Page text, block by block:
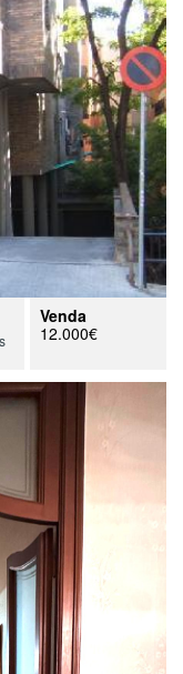
Venda
12.000€